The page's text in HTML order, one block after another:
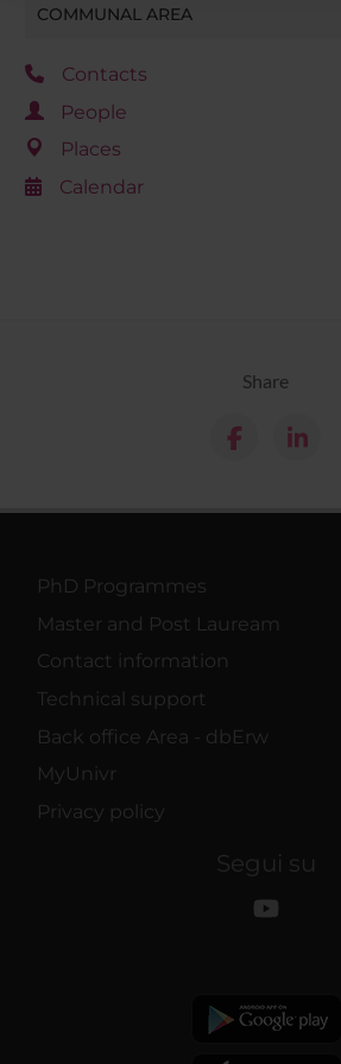
raccolto dal tuo utilizzo dei loro servizi.
COMMUNAL AREA
Contacts
People
Places
Calendar
Share
PhD Programmes
Master and Post Lauream
Contact information
Technical support
Back office Area - dbErw
MyUnivr
Privacy policy
Segui su